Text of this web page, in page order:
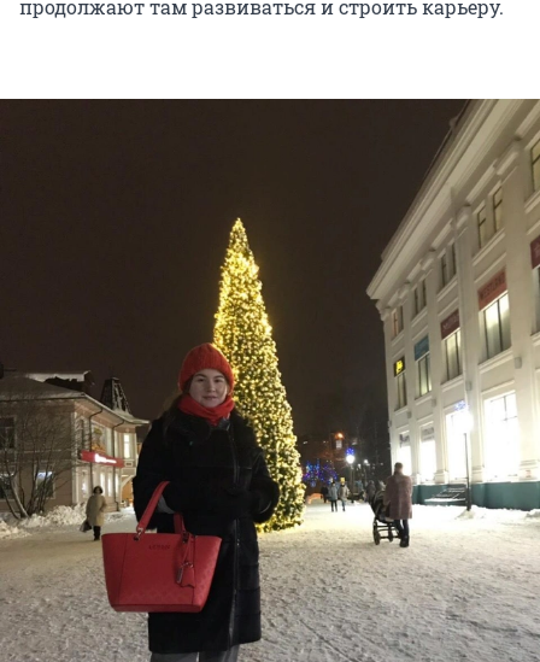
продолжают там развиваться и строить карьеру.